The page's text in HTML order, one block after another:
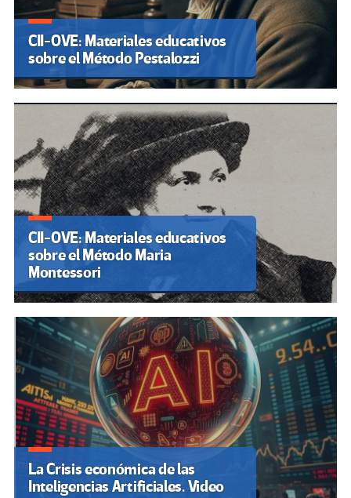
CII-OVE: Materiales educativos
sobre el Método Pestalozzi
CII-OVE: Materiales educativos
sobre el Método Maria
Montessori
La Crisis económica de las
Inteligencias Artificiales. Video